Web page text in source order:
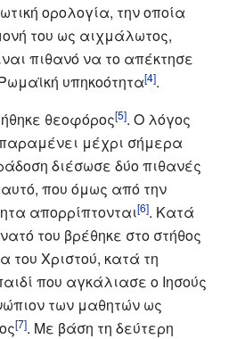
ορολογία, την οποία
του ως αιχμάλωτος,
πιθανό να το απέκτησε
υπηκοότητα[4].
θεοφόρος[5]. Ο λόγος
μέχρι σήμερα
διέσωσε δύο πιθανές
που όμως από την
απορρίπτονται[6]. Κατά
του βρέθηκε στο στήθος
του Χριστού, κατά τη
που αγκάλιασε ο Ιησούς
των μαθητών ως
[7]. Με βάση τη δεύτερη